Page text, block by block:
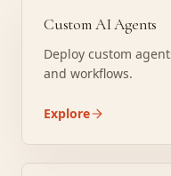
Custom AI Agents
Deploy custom
and workflows.
Explore